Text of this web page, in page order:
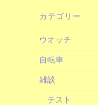
カテゴリー
ウオッチ
自転車
雑談
テスト